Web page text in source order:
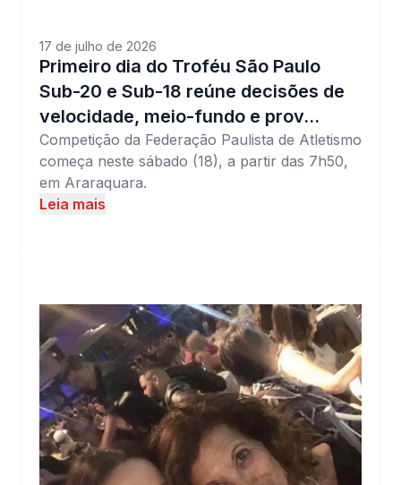
17 de julho de 2026
Primeiro dia do Troféu São Paulo
Sub-20 e Sub-18 reúne decisões de
velocidade, meio-fundo e prov…
Competição da Federação Paulista de Atletismo
começa neste sábado (18), a partir das 7h50,
em Araraquara.
Leia mais